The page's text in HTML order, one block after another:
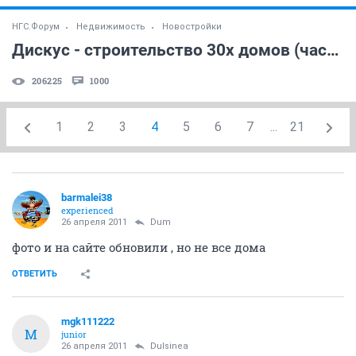
НГС.Форум Недвижимость Новостройки
Дискус - строительство 30х домов (часть 6)
206225 1000
1 2 3 4 5 6 7 ... 21
barmalei38
experienced
26 апреля 2011 Dum
фото и на сайте обновили , но не все дома
ОТВЕТИТЬ
M
mgk111222
junior
26 апреля 2011 Dulsinea